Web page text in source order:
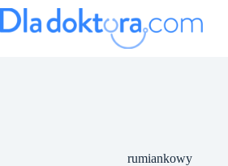
rumiankowy